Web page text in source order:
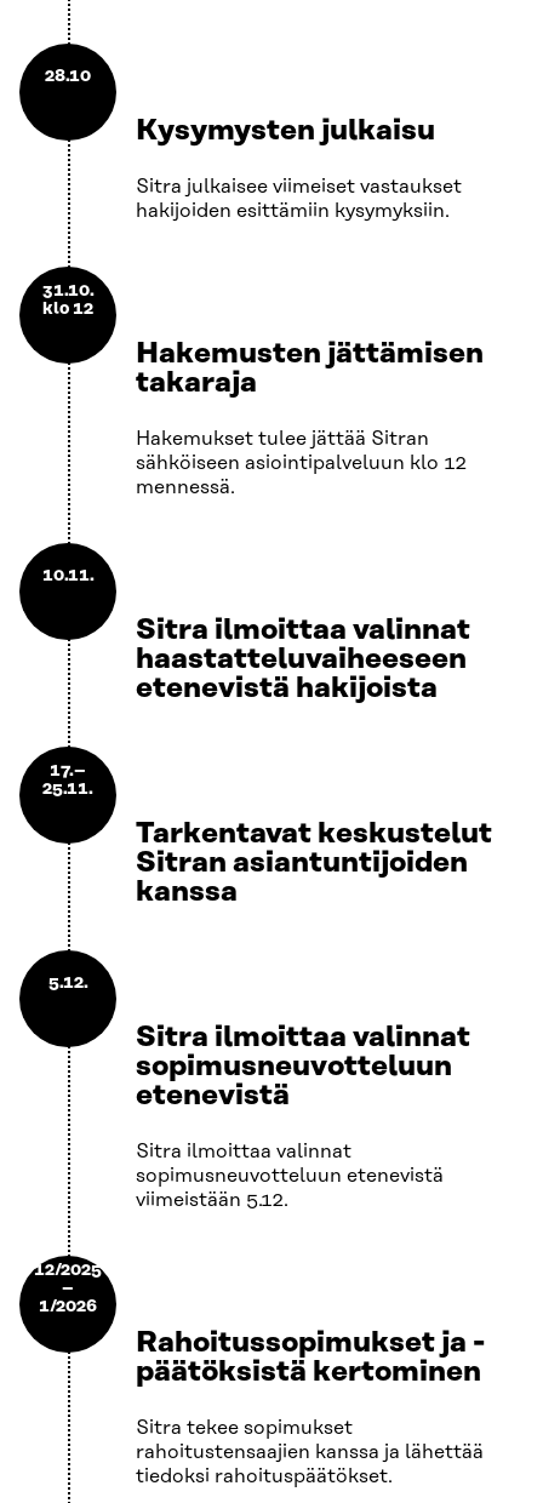
28.10
Kysymysten julkaisu
Sitra julkaisee viimeiset vastaukset
hakijoiden esittämiin kysymyksiin.
31.10.
klo 12
Hakemusten jättämisen
takaraja
Hakemukset tulee jättää Sitran
sähköiseen asiointipalveluun klo 12
mennessä.
10.11.
Sitra ilmoittaa valinnat
haastatteluvaiheeseen
etenevistä hakijoista
17.–
25.11.
Tarkentavat keskustelut
Sitran asiantuntijoiden
kanssa
5.12.
Sitra ilmoittaa valinnat
sopimusneuvotteluun
etenevistä
Sitra ilmoittaa valinnat
sopimusneuvotteluun etenevistä
viimeistään 5.12.
12/2025
–
1/2026
Rahoitussopimukset ja -
päätöksistä kertominen
Sitra tekee sopimukset
rahoitustensaajien kanssa ja lähettää
tiedoksi rahoituspäätökset.